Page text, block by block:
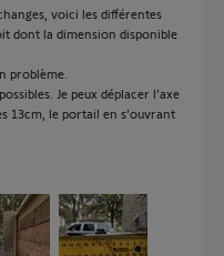
voici les différentes
dont la dimension disponible
problème.
Je peux déplacer l’axe
13cm, le portail en s’ouvrant